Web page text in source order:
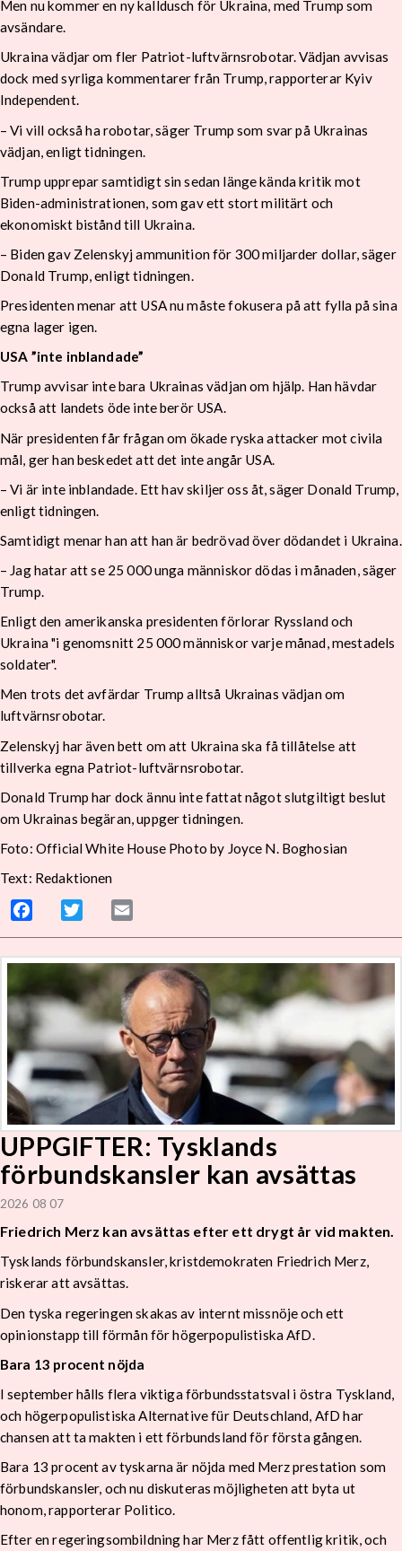
Men nu kommer en ny kalldusch för Ukraina, med Trump som
avsändare.
Ukraina vädjar om fler Patriot-luftvärnsrobotar. Vädjan avvisas
dock med syrliga kommentarer från Trump, rapporterar Kyiv
Independent.
– Vi vill också ha robotar, säger Trump som svar på Ukrainas
vädjan, enligt tidningen.
Trump upprepar samtidigt sin sedan länge kända kritik mot
Biden-administrationen, som gav ett stort militärt och
ekonomiskt bistånd till Ukraina.
– Biden gav Zelenskyj ammunition för 300 miljarder dollar, säger
Donald Trump, enligt tidningen.
Presidenten menar att USA nu måste fokusera på att fylla på sina
egna lager igen.
USA ”inte inblandade”
Trump avvisar inte bara Ukrainas vädjan om hjälp. Han hävdar
också att landets öde inte berör USA.
När presidenten får frågan om ökade ryska attacker mot civila
mål, ger han beskedet att det inte angår USA.
– Vi är inte inblandade. Ett hav skiljer oss åt, säger Donald Trump,
enligt tidningen.
Samtidigt menar han att han är bedrövad över dödandet i Ukraina.
– Jag hatar att se 25 000 unga människor dödas i månaden, säger
Trump.
Enligt den amerikanska presidenten förlorar Ryssland och
Ukraina "i genomsnitt 25 000 människor varje månad, mestadels
soldater".
Men trots det avfärdar Trump alltså Ukrainas vädjan om
luftvärnsrobotar.
Zelenskyj har även bett om att Ukraina ska få tillåtelse att
tillverka egna Patriot-luftvärnsrobotar.
Donald Trump har dock ännu inte fattat något slutgiltigt beslut
om Ukrainas begäran, uppger tidningen.
Foto: Official White House Photo by Joyce N. Boghosian
Text: Redaktionen
Facebook Twitter
UPPGIFTER: Tysklands
förbundskansler kan avsättas
2026 08 07
Friedrich Merz kan avsättas efter ett drygt år vid makten.
Tysklands förbundskansler, kristdemokraten Friedrich Merz,
riskerar att avsättas.
Den tyska regeringen skakas av internt missnöje och ett
opinionstapp till förmån för högerpopulistiska AfD.
Bara 13 procent nöjda
I september hålls flera viktiga förbundsstatsval i östra Tyskland,
och högerpopulistiska Alternative für Deutschland, AfD har
chansen att ta makten i ett förbundsland för första gången.
Bara 13 procent av tyskarna är nöjda med Merz prestation som
förbundskansler, och nu diskuteras möjligheten att byta ut
honom, rapporterar Politico.
Efter en regeringsombildning har Merz fått offentlig kritik, och